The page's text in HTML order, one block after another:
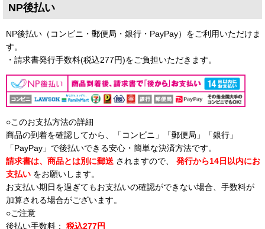
NP後払い
NP後払い（コンビニ・郵便局・銀行・PayPay）をご利用いただけま
す。
・請求書発行手数料(税込277円)をご負担いただきます。
○このお支払方法の詳細
商品の到着を確認してから、「コンビニ」「郵便局」「銀行」
「PayPay」で後払いできる安心・簡単な決済方法です。
請求書は、商品とは別に郵送 されますので、
発行から14日以内にお
支払い をお願いします。
お支払い期日を過ぎてもお支払いの確認ができない場合、手数料が
加算される場合がございます。
○ご注意
後払い手数料：
税込277円